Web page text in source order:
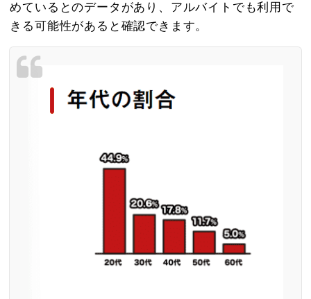
めているとのデータがあり、アルバイトでも利用で
きる可能性があると確認できます。